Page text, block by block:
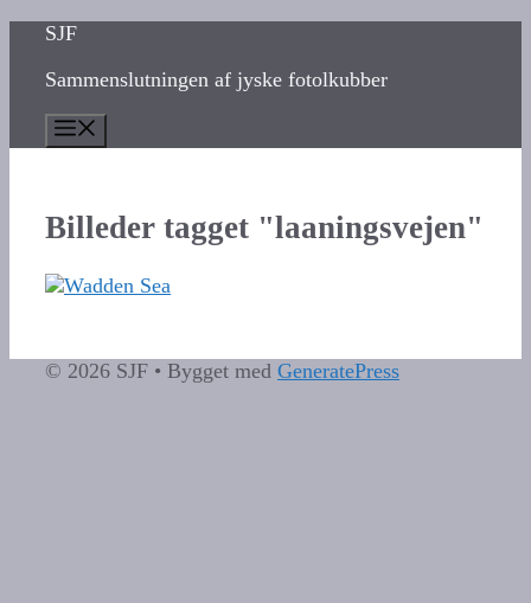
indhold
SJF
Sammenslutningen af jyske fotolkubber
Billeder tagget "laaningsvejen"
© 2026 SJF • Bygget med GeneratePress